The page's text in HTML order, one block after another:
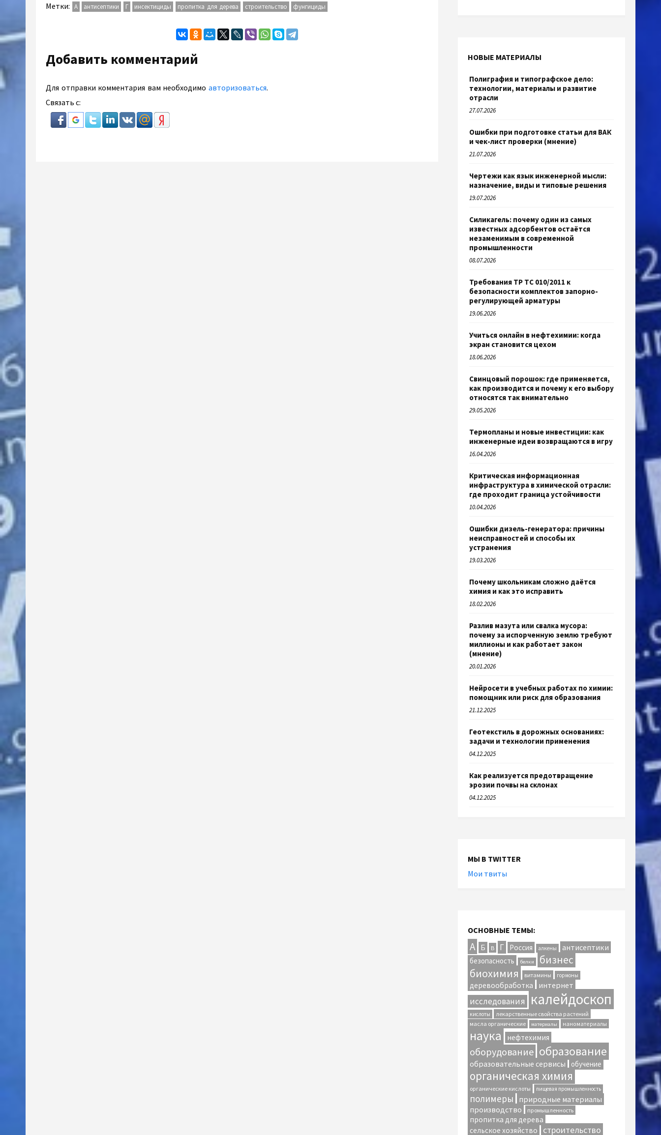
Метки: А антисептики Г инсектициды пропитка для дерева строительство фунгициды
Добавить комментарий
Для отправки комментария вам необходимоавторизоваться.
Связать с:
НОВЫЕ МАТЕРИАЛЫ
Полиграфия и типографское дело:
технологии, материалы и развитие
отрасли
27.07.2026
Ошибки при подготовке статьи для ВАК
и чек-лист проверки (мнение)
21.07.2026
Чертежи как язык инженерной мысли:
назначение, виды и типовые решения
19.07.2026
Силикагель: почему один из самых
известных адсорбентов остаётся
незаменимым в современной
промышленности
08.07.2026
Требования ТР ТС 010/2011 к
безопасности комплектов запорно-
регулирующей арматуры
19.06.2026
Учиться онлайн в нефтехимии: когда
экран становится цехом
18.06.2026
Свинцовый порошок: где применяется,
как производится и почему к его выбору
относятся так внимательно
29.05.2026
Термопланы и новые инвестиции: как
инженерные идеи возвращаются в игру
16.04.2026
Критическая информационная
инфраструктура в химической отрасли:
где проходит граница устойчивости
10.04.2026
Ошибки дизель-генератора: причины
неисправностей и способы их
устранения
19.03.2026
Почему школьникам сложно даётся
химия и как это исправить
18.02.2026
Разлив мазута или свалка мусора:
почему за испорченную землю требуют
миллионы и как работает закон
(мнение)
20.01.2026
Нейросети в учебных работах по химии:
помощник или риск для образования
21.12.2025
Геотекстиль в дорожных основаниях:
задачи и технологии применения
04.12.2025
Как реализуется предотвращение
эрозии почвы на склонах
04.12.2025
МЫ В TWITTER
Мои твиты
ОСНОВНЫЕ ТЕМЫ:
А Б В Г Россия алкены антисептики
безопасность белки бизнес
биохимия витамины гормоны
деревообработка интернет
исследования калейдоскоп
кислоты
лекарственные свойства растений
масла органические
материалы наноматериалы
наука нефтехимия
оборудование образование
образовательные сервисы обучение
органическая химия
органические кислоты пищевая промышленность
полимеры
природные материалы
производство
промышленность
пропитка для дерева
сельское хозяйство
строительство